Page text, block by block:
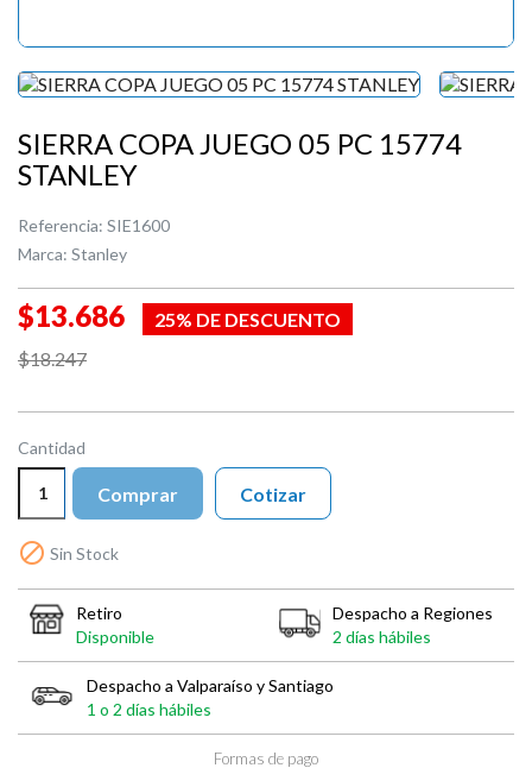
SIERRA COPA JUEGO 05 PC 15774
STANLEY
Referencia: SIE1600
Marca: Stanley
$13.686
25% DE DESCUENTO
$18.247
Cantidad
Comprar
 Sin Stock
Cotizar
Retiro
Disponible
Despacho a Regiones
2 días hábiles
Despacho a Valparaíso y Santiago
1 o 2 días hábiles
Formas de pago